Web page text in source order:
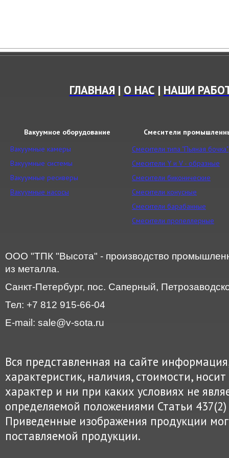
ГЛАВНАЯ | О НАС | НАШИ
Вакуумное оборудование
Смесители
Вакуумные камеры
Вакуумные системы
Вакуумные ресиверы
Вакуумные насосы
Смесители типа "Пьяная бочка"
Смесители Y и V - образные
Смесители биконические
Смесители конусные
Смесители барабанные
Смесители пропеллерные
ООО "ТПК "Высота" - производство
из металла.
Санкт-Петербург, пос. Саперный,
Тел: +7 812 915-66-04
E-mail: sale@v-sota.ru
Вся представленная на сайте
характеристик, наличия, стоимости,
характер и ни при каких условиях не
определяемой положениями Статьи
Приведенные изображения продукции
поставляемой продукции.